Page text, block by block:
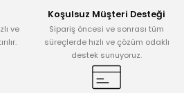
veya görüntülenemiyor.
bilgiler bulunuyor.
daha pahalı.
ve
Koşulsuz Müşteri Desteği
Sipariş öncesi ve sonrası tüm
süreçlerde hızlı ve çözüm odaklı
destek sunuyoruz.